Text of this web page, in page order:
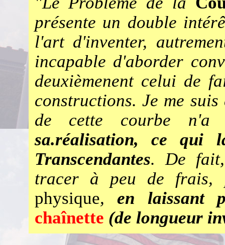
présente un double
l'art d'inventer,
incapable d'aborder
deuxièmenent celui de
constructions. Je me
de cette courbe
sa.réalisation, ce qui
Transcendantes. De
tracer à peu de
physique, en laissant
chaînette (de longueur